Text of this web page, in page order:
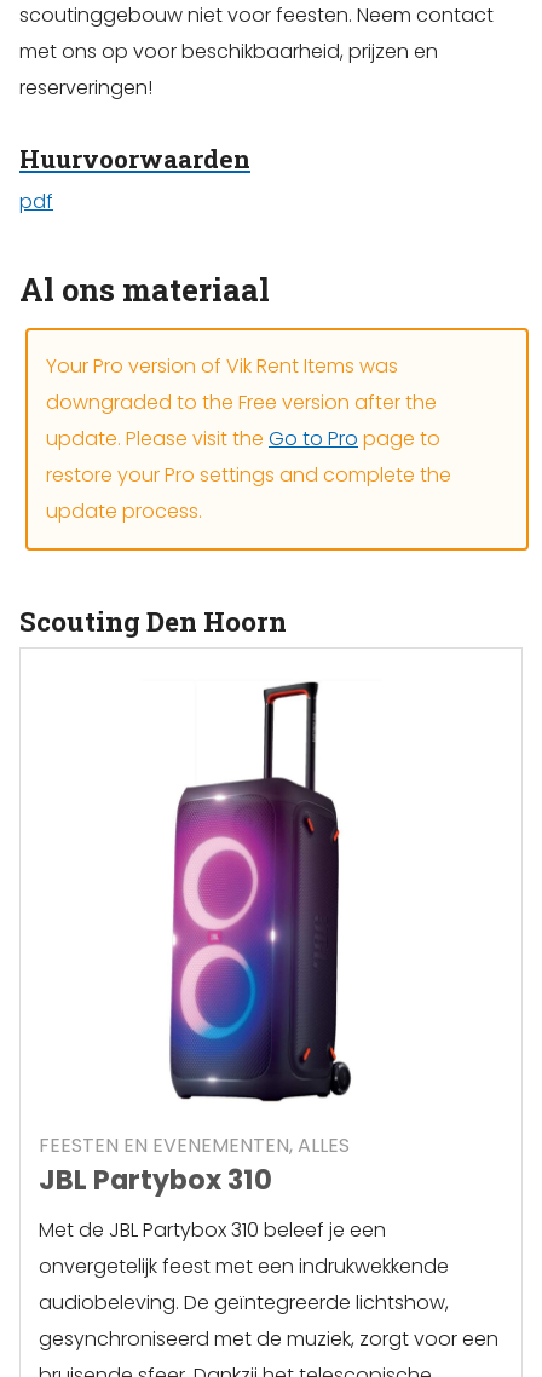
scoutinggebouw niet voor feesten. Neem contact
met ons op voor beschikbaarheid, prijzen en
reserveringen!
Huurvoorwaarden
pdf
Al ons materiaal
Your Pro version of Vik Rent Items was
downgraded to the Free version after the
update. Please visit the Go to Pro page to
restore your Pro settings and complete the
update process.
Scouting Den Hoorn
FEESTEN EN EVENEMENTEN, ALLES
JBL Partybox 310
Met de JBL Partybox 310 beleef je een
onvergetelijk feest met een indrukwekkende
audiobeleving. De geïntegreerde lichtshow,
gesynchroniseerd met de muziek, zorgt voor een